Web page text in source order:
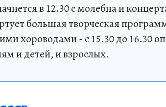
в 12.30 с молебна и
большая творческая
хороводами - с 15.30 до 16.30
и детей, и взрослых.